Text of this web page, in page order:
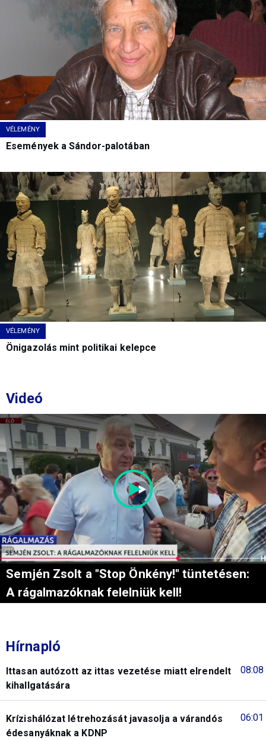
VÉLEMÉNY
Események a Sándor-palotában
VÉLEMÉNY
Önigazolás mint politikai kelepce
Videó
Semjén Zsolt a "Stop Önkény!" tüntetésen:
A rágalmazóknak felelniük kell!
Hírnapló
08:08
Ittasan autózott az ittas vezetése miatt elrendelt
kihallgatására
06:01
Krízishálózat létrehozását javasolja a várandós
édesanyáknak a KDNP